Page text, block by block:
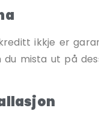
ikkje er
mista ut på